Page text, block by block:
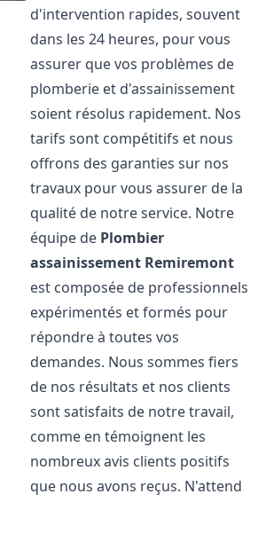
d'intervention rapides, souvent
dans les 24 heures, pour vous
assurer que vos problèmes de
plomberie et d'assainissement
soient résolus rapidement. Nos
tarifs sont compétitifs et nous
offrons des garanties sur nos
travaux pour vous assurer de la
qualité de notre service. Notre
équipe de Plombier
assainissement Remiremont
est composée de professionnels
expérimentés et formés pour
répondre à toutes vos
demandes. Nous sommes fiers
de nos résultats et nos clients
sont satisfaits de notre travail,
comme en témoignent les
nombreux avis clients positifs
que nous avons reçus. N'attend